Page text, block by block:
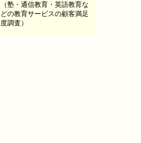
（塾・通信教育・英語教育な
どの教育サービスの顧客満足
度調査）